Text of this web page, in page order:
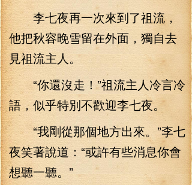
李七夜再一次來到了祖流，
他把秋容晚雪留在外面，獨自去
見祖流主人。
“你還沒走！”祖流主人冷言冷
語，似乎特別不歡迎李七夜。
“我剛從那個地方出來。”李七
夜笑著說道：“或許有些消息你會
想聽一聽。”